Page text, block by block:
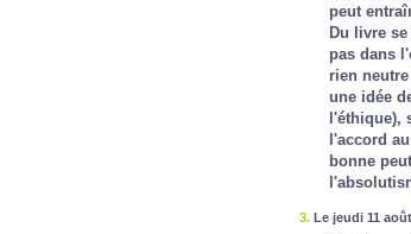
peut
Du livre
pas dans
rien
une idée
l'éthique),
l'accord
bonne
3. Le jeudi 11